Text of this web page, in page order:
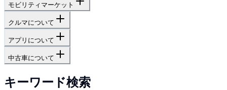
モビリティマーケット
クルマについて
アプリについて
中古車について
キーワード検索